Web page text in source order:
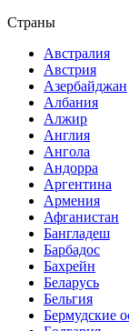
Страны
Австралия
Австрия
Азербайджан
Албания
Алжир
Англия
Ангола
Андорра
Аргентина
Армения
Афганистан
Бангладеш
Барбадос
Бахрейн
Беларусь
Бельгия
Бермудские